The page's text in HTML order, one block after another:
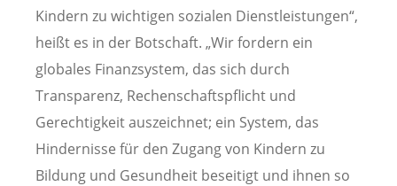
Kindern zu wichtigen sozialen Dienstleistungen“,
heißt es in der Botschaft. „Wir fordern ein
globales Finanzsystem, das sich durch
Transparenz, Rechenschaftspflicht und
Gerechtigkeit auszeichnet; ein System, das
Hindernisse für den Zugang von Kindern zu
Bildung und Gesundheit beseitigt und ihnen so